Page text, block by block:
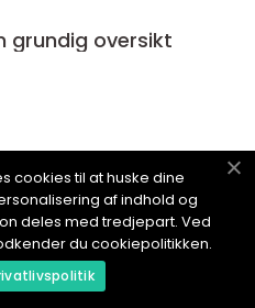
lyd på iPhone En grundig oversikt
no
cookies til at huske dine
af indhold og
deles med tredjepart. Ved
du cookiepolitikken.